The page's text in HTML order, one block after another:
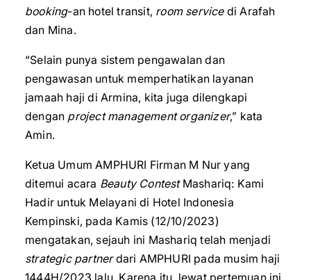
booking-an hotel transit, room servicedi Arafah
dan Mina.
“Selain punya sistem pengawalan dan
pengawasan untuk memperhatikan layanan
jamaah haji di Armina, kita juga dilengkapi
dengan project management organizer,” kata
Amin.
Ketua Umum AMPHURI Firman M Nur yang
ditemui acara Beauty ContestMashariq: Kami
Hadir untuk Melayani di Hotel Indonesia
Kempinski, pada Kamis (12/10/2023)
mengatakan, sejauh ini Mashariq telah menjadi
strategic partnerdari AMPHURI pada musim haji
1444H/2023 lalu. Karena itu, lewat pertemuan ini,